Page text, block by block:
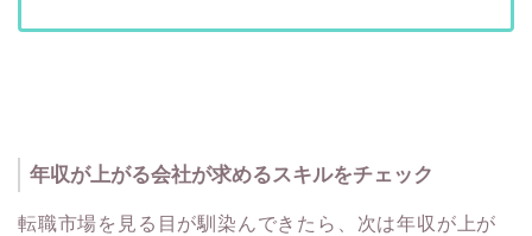
年収が上がる会社が求めるスキルをチェック
転職市場を見る目が馴染んできたら、次は年収が上が